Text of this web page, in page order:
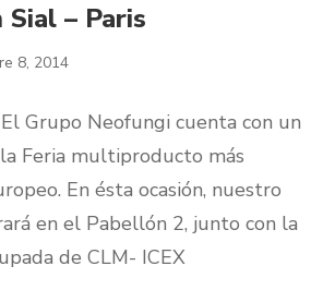
– Paris
8, 2014
Grupo Neofungi cuenta con un
Feria multiproducto más
En ésta ocasión, nuestro
en el Pabellón 2, junto con la
de CLM- ICEX